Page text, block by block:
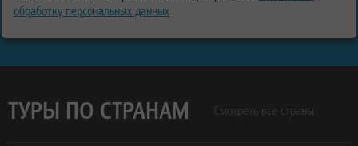
обработку персональных данных
ТУРЫ ПО СТРАНАМ Смотреть все страны